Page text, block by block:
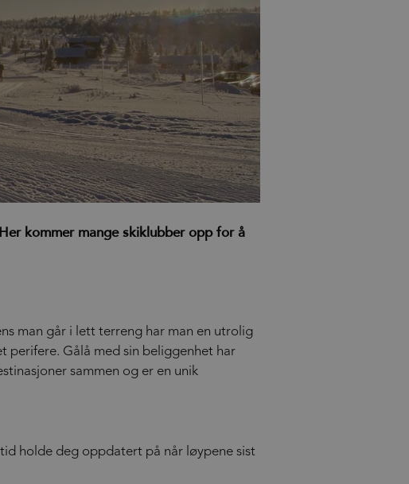
kommer mange skiklubber opp for å
man går i lett terreng har man en utrolig
perifere. Gålå med sin beliggenhet har
sammen og er en unik
holde deg oppdatert på når løypene sist